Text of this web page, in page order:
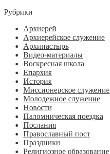
Рубрики
Архиерей
Архиерейское служение
Архипастырь
Видео-материалы
Воскресная школа
Епархия
История
Миссионерское служение
Молодежное служение
Новости
Паломническая поездка
Послания
Православный пост
Праздники
Религиозное образование